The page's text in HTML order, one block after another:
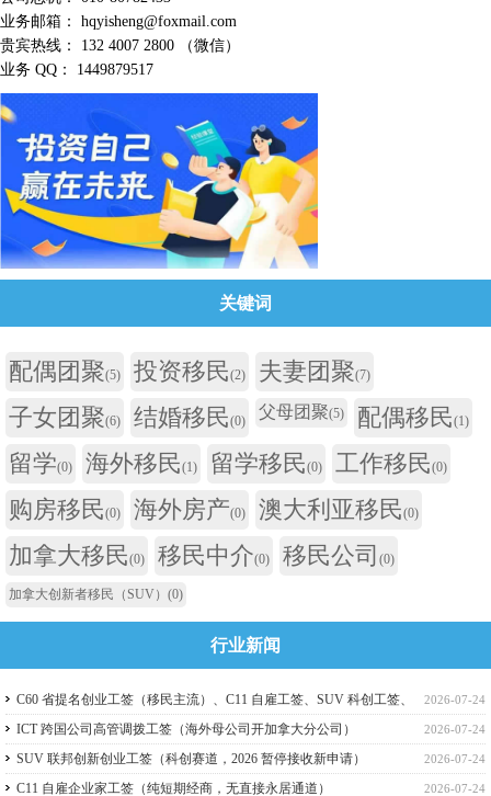
业务邮箱： hqyisheng@foxmail.com
贵宾热线： 132 4007 2800 （微信）
业务 QQ： 1449879517
关键词
配偶团聚(5) 投资移民(2) 夫妻团聚(7)
子女团聚(6) 结婚移民(0) 父母团聚(5) 配偶移民(1)
留学(0) 海外移民(1) 留学移民(0) 工作移民(0)
购房移民(0) 海外房产(0) 澳大利亚移民(0)
加拿大移民(0) 移民中介(0) 移民公司 (0)
加拿大创新者移民（SUV） (0)
行业新闻
2026-07-24
C60 省提名创业工签（移民主流）、C11 自雇工签、SUV 科创工签、
ICT 跨国高管工签比较
2026-07-24
ICT 跨国公司高管调拨工签（海外母公司开加拿大分公司）
2026-07-24
SUV 联邦创新创业工签（科创赛道，2026 暂停接收新申请）
2026-07-24
C11 自雇企业家工签（纯短期经商，无直接永居通道）